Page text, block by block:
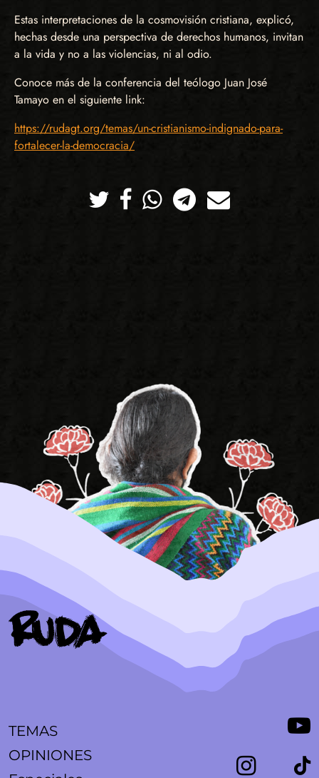
Estas interpretaciones de la cosmovisión cristiana, explicó,
hechas desde una perspectiva de derechos humanos, invitan
a la vida y no a las violencias, ni al odio.
Conoce más de la conferencia del teólogo Juan José
Tamayo en el siguiente link:
https://rudagt.org/temas/un-cristianismo-indignado-para-
fortalecer-la-democracia/
TwitterFacebookWhatsappTelegramCorreo
TEMAS
OPINIONES